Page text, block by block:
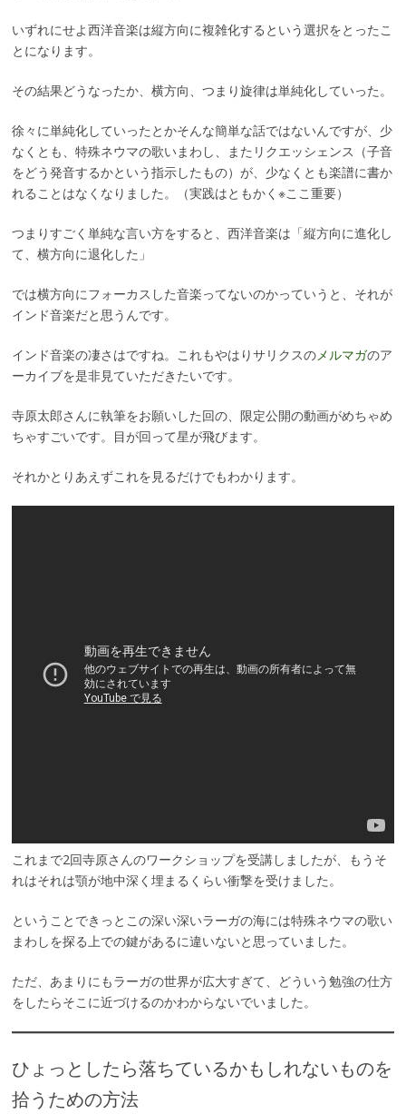
いずれにせよ西洋音楽は縦方向に複雑化するという選択をとったこ
とになります。
その結果どうなったか、横方向、つまり旋律は単純化していった。
徐々に単純化していったとかそんな簡単な話ではないんですが、少
なくとも、特殊ネウマの歌いまわし、またリクエッシェンス（子音
をどう発音するかという指示したもの）が、少なくとも楽譜に書か
れることはなくなりました。（実践はともかく※ここ重要）
つまりすごく単純な言い方をすると、西洋音楽は「縦方向に進化し
て、横方向に退化した」
では横方向にフォーカスした音楽ってないのかっていうと、それが
インド音楽だと思うんです。
インド音楽の凄さはですね。これもやはりサリクスのメルマガのア
ーカイブを是非見ていただきたいです。
寺原太郎さんに執筆をお願いした回の、限定公開の動画がめちゃめ
ちゃすごいです。目が回って星が飛びます。
それかとりあえずこれを見るだけでもわかります。
これまで2回寺原さんのワークショップを受講しましたが、もうそ
れはそれは顎が地中深く埋まるくらい衝撃を受けました。
ということできっとこの深い深いラーガの海には特殊ネウマの歌い
まわしを探る上での鍵があるに違いないと思っていました。
ただ、あまりにもラーガの世界が広大すぎて、どういう勉強の仕方
をしたらそこに近づけるのかわからないでいました。
ひょっとしたら落ちているかもしれないものを
拾うための方法